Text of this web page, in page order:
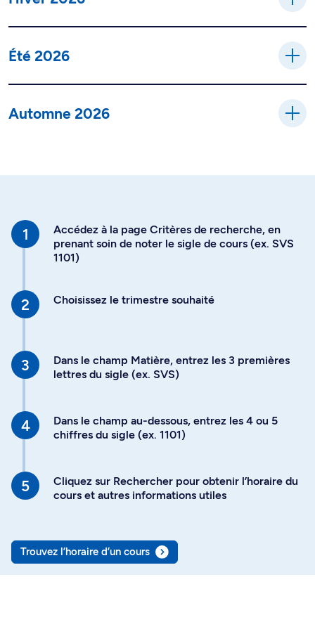
Été 2026
Automne 2026
Accédez à la page Critères de recherche, en
prenant soin de noter le sigle de cours (ex. SVS
1101)
Choisissez le trimestre souhaité
Dans le champ Matière, entrez les 3 premières
lettres du sigle (ex. SVS)
Dans le champ au-dessous, entrez les 4 ou 5
chiffres du sigle (ex. 1101)
Cliquez sur Rechercher pour obtenir l’horaire du
cours et autres informations utiles
Trouvez l’horaire d’un cours